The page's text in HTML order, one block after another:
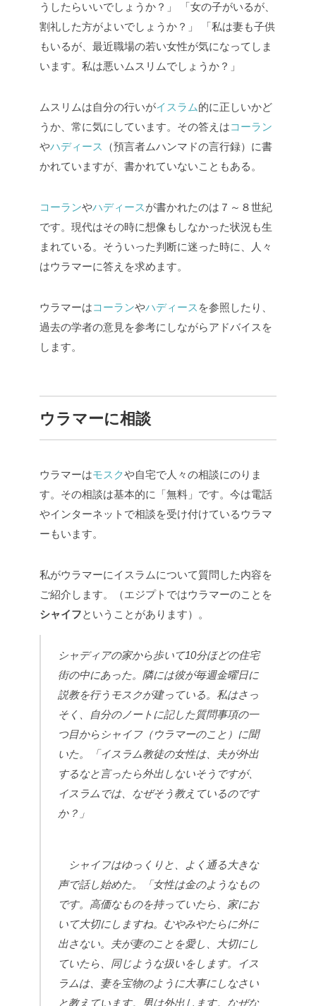
うしたらいいでしょうか？」
「女の子がいるが、
割礼した方がよいでしょうか？」
「私は妻も子供
もいるが、最近職場の若い女性が気になってしま
います。私は悪いムスリムでしょうか？」
ムスリムは自分の行いがイスラム的に正しいかど
うか、常に気にしています。その答えはコーラン
やハディース
（預言者ムハンマドの言行録）に書
かれていますが、書かれていないこともある。
コーランやハディースが書かれたのは７～８世紀
です。現代はその時に想像もしなかった状況も生
まれている。そういった判断に迷った時に、人々
はウラマーに答えを求めます。
ウラマーはコーランやハディース を参照したり、
過去の学者の意見を参考にしながらアドバイスを
します。
ウラマーに相談
ウラマーはモスクや自宅で人々の相談にのりま
す。その相談は基本的に「無料」です。今は電話
やインターネットで相談を受け付けているウラマ
ーもいます。
私がウラマーにイスラムについて質問した内容を
ご紹介します。（エジプトではウラマーのことを
シャイフということがあります）。
シャディアの家から歩いて10分ほどの住宅
街の中にあった。隣には彼が毎週金曜日に
説教を行うモスクが建っている。私はさっ
そく、自分のノートに記した質問事項の一
つ目からシャイフ（ウラマーのこと）に聞
いた。「イスラム教徒の女性は、夫が外出
するなと言ったら外出しないそうですが、
イスラムでは、なぜそう教えているのです
か？」
シャイフはゆっくりと、よく通る大きな
声で話し始めた。「女性は金のようなもの
です。高価なものを持っていたら、家にお
いて大切にしますね。むやみやたらに外に
出さない。夫が妻のことを愛し、大切にし
ていたら、同じような扱いをします。イス
ラムは、妻を宝物のように大事にしなさい
と教えています。男は外出します。なぜな